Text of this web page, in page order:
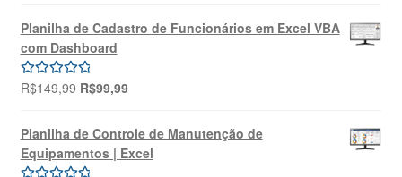
original
era:
R$69,99.
atual
é:
Planilha de Cadastro de Funcionários em Excel VBA
com Dashboard
Avaliação
R$149,99 O
original
era:
R$149,99.
R$99,99O
atual
é:
R$99,99.
Planilha de Controle de Manutenção de
Equipamentos | Excel